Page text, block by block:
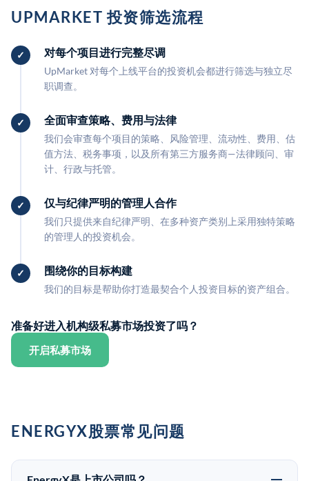
UPMARKET 投资筛选流程
对每个项目进行完整尽调
UpMarket 对每个上线平台的投资机会都进行筛选与独立尽
职调查。
全面审查策略、费用与法律
我们会审查每个项目的策略、风险管理、流动性、费用、估
值方法、税务事项，以及所有第三方服务商—法律顾问、审
计、行政与托管。
仅与纪律严明的管理人合作
我们只提供来自纪律严明、在多种资产类别上采用独特策略
的管理人的投资机会。
围绕你的目标构建
我们的目标是帮助你打造最契合个人投资目标的资产组合。
准备好进入机构级私募市场投资了吗？
开启私募市场
ENERGYX股票常见问题